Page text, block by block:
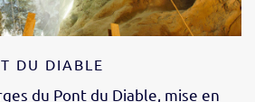
DU DIABLE
du Pont du Diable, mise en